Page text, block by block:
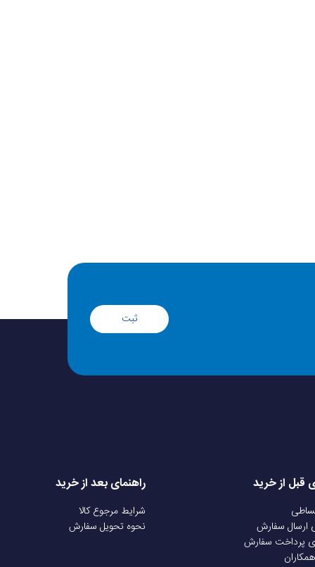
ثبت
قبل از خرید
ارسال سفارش
پرداخت سفارش
راهنمای بعد از خرید
شرایط مرجوع کالا
نحوه تحویل سفارش